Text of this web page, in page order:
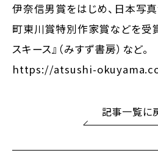
伊奈信男賞をはじめ、日本写
町東川賞特別作家賞などを受
スキース』（みすず書房）など。
https://atsushi-
記事一覧に